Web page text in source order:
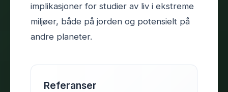
implikasjoner for studier av liv i ekstreme
miljøer, både på jorden og potensielt på
andre planeter.
Referanser